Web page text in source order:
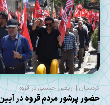
کردستان | اربعین حسینی در قروه
حضور پرشور مردم قروه در